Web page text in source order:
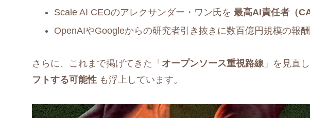
Scale AI CEOのアレクサンダー・ワン氏を最高AI責任者（
OpenAIやGoogleからの研究者引き抜きに数百億円規模の報
さらに、これまで掲げてきた「 オープンソース重視路線」を見直し
フトする可能性も浮上しています。